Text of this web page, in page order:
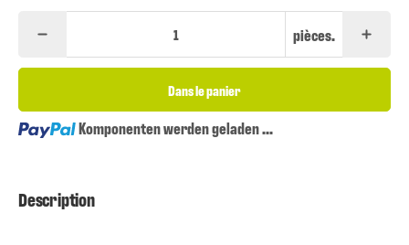
pièces.
Dans le panier
Loading...Komponenten werden geladen ...
Description